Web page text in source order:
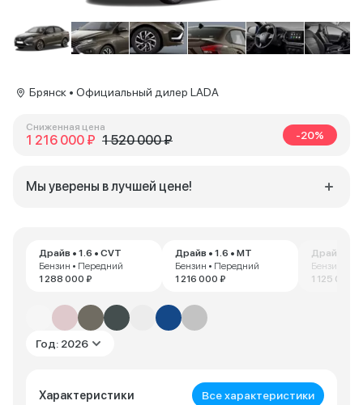
Драйв • 1.6 • CVT
Бензин • Передний
1 288 000 ₽
Драйв • 1.6 • MT
Бензин • Передний
1 216 000 ₽
Драйв •
Бензин •
1 125 000 ₽
Год: 2026
Характеристики Все характеристики
Брянск • Официальный дилер LADA
Сниженная цена
1 216 000 ₽ 1 520 000 ₽ -20%
Мы уверены в лучшей цене!